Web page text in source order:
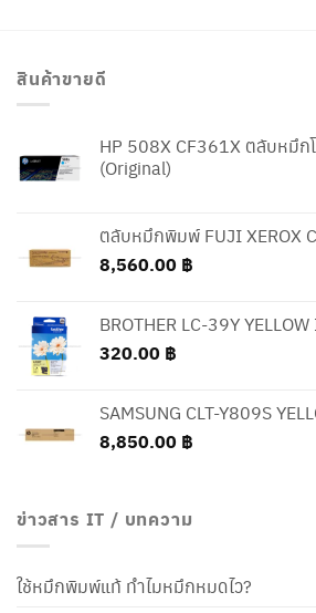
สินค้าขายดี
HP 508X CF361X ตลับหมึก
(Original)
ตลับหมึกพิมพ์ FUJI XEROX
8,560.00 ฿
BROTHER LC-39Y
320.00 ฿
SAMSUNG CLT-Y809S
8,850.00 ฿
ข่าวสาร IT / บทความ
ใช้หมึกพิมพ์แท้ ทำไมหมึกหมดไว?